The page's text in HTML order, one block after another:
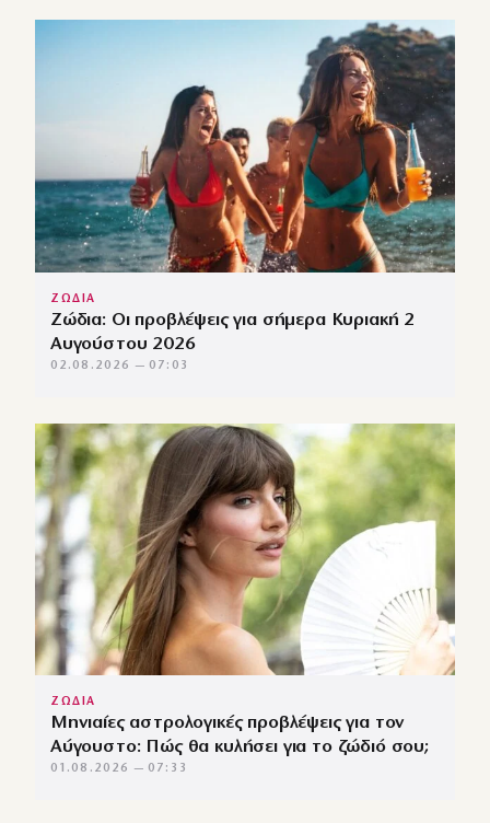
ΖΩΔΙΑ
Ζώδια: Οι προβλέψεις για σήμερα Κυριακή 2
Αυγούστου 2026
02.08.2026 — 07:03
ΖΩΔΙΑ
Μηνιαίες αστρολογικές προβλέψεις για τον
Αύγουστο: Πώς θα κυλήσει για το ζώδιό σου;
01.08.2026 — 07:33